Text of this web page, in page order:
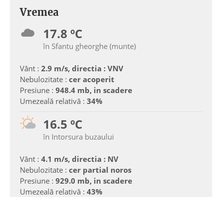
Vremea
17.8 ºC
în Sfantu gheorghe (munte)
Vânt : 2.9 m/s, directia : VNV
Nebulozitate : cer acoperit
Presiune : 948.4 mb, in scadere
Umezeală relativă : 34%
16.5 ºC
în Intorsura buzaului
Vânt : 4.1 m/s, directia : NV
Nebulozitate : cer partial noros
Presiune : 929.0 mb, in scadere
Umezeală relativă : 43%